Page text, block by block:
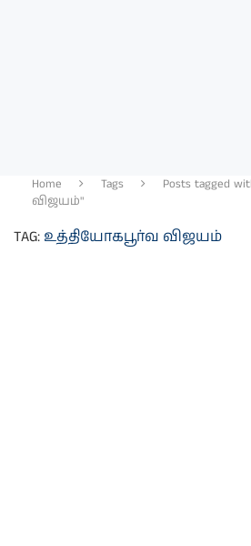
Home Tags
Posts tagged
விஜயம்"
TAG: உத்தியோகபூர்வ விஜயம்